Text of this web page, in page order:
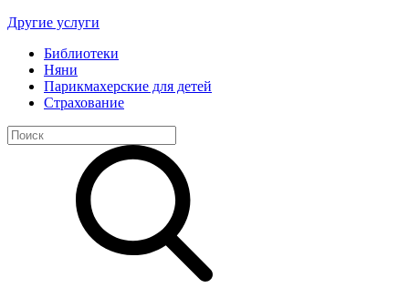
Другие услуги
Библиотеки
Няни
Парикмахерские для детей
Страхование